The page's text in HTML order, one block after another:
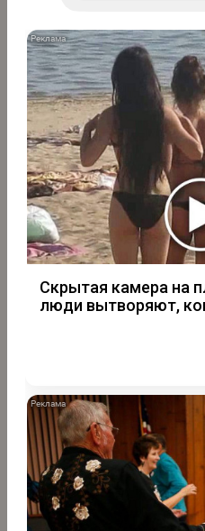
Скрытая камера на
люди вытворяют,